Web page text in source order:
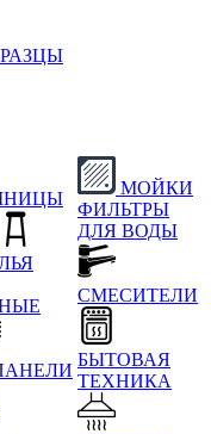
МОЙКИ
ФИЛЬТРЫ
ДЛЯ ВОДЫ
СМЕСИТЕЛИ
БЫТОВАЯ
ТЕХНИКА